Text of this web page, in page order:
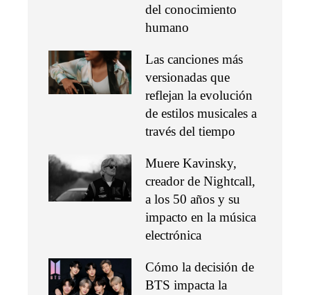
del conocimiento
humano
Las canciones más
versionadas que
reflejan la evolución
de estilos musicales a
través del tiempo
Muere Kavinsky,
creador de Nightcall,
a los 50 años y su
impacto en la música
electrónica
Cómo la decisión de
BTS impacta la